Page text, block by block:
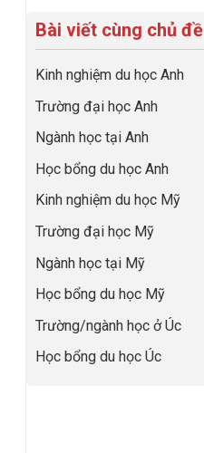
nghiệp
quả
nhất
của
những
cha
mẹ
thái
hồ
sơ
học
hoạt
nhưng
năng
Việc
Cần
Biến
Đoạn
Visa
“Bước
Vàng”
Cánh
luận
đúng
nghề
ngành:
quyết
không
bao
giờ
chọn
sai
sự
nghiệp
Bài viết cùng chủ đề
Kinh nghiệm du học Anh
Trường đại học Anh
Ngành học tại Anh
Học bổng du học Anh
Kinh nghiệm du học Mỹ
Trường đại học Mỹ
Ngành học tại Mỹ
Học bổng du học Mỹ
Trường/ngành học ở Úc
Học bổng du học Úc